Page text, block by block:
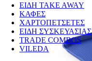
ΕΙΔΗ TAKE AWAY
ΚΑΦΕΣ
ΧΑΡΤΟΠΕΤΣΕΤΕΣ
ΕΙΔΗ ΣΥΣΚΕΥΑΣΙΑΣ
TRADE COMBOS
VILEDA